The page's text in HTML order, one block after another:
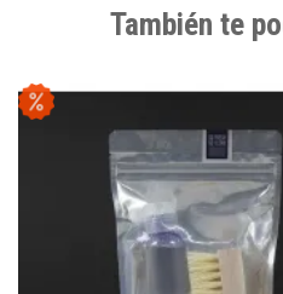
También te